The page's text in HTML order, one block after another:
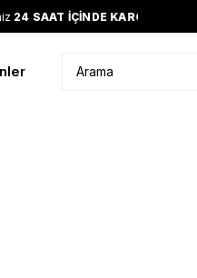
24 SAAT İÇİNDE KARGODA